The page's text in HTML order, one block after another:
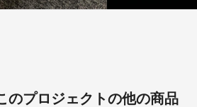
のプロジェクトの他の商品